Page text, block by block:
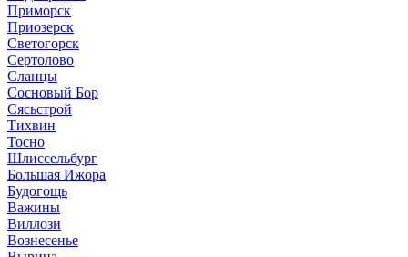
Приморск
Приозерск
Светогорск
Сертолово
Сланцы
Сосновый Бор
Сясьстрой
Тихвин
Тосно
Шлиссельбург
Большая Ижора
Будогощь
Важины
Виллози
Вознесенье